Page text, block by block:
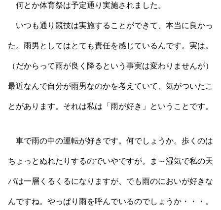
何とか体育祭は予定通り実施されました。
いつも通り競技は実施することができて、本当に良かっ
た。雨男としてはとても責任を感じているんです。実は。
（だからって雨が良く降るという事実は変わりませんが）
最近なんで自分が雨男なのかを考えていて、気がついたこ
とがあります。それは私は「雨が好き」ということです。
車で雨の中の運転が好きです。何でしょうか。歩くのは
ちょっとぬれたりするのでいやですが。ま～湿気で私の天
パは一層くるくるになりますが、でも雨のにおいが好きな
んですね。やっぱり雨を呼んでいるのでしょうか・・・。